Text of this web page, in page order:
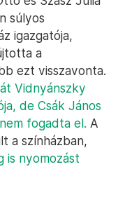
súlyos
igazgatója,
a
ezt visszavonta.
Vidnyánszky
de Csák János
fogadta el. A
a színházban,
is nyomozást